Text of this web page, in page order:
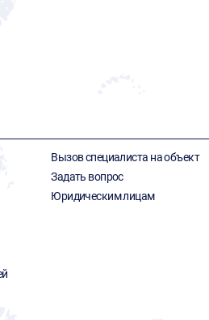
Вызов специалиста на объект
Задать вопрос
Юридическим лицам